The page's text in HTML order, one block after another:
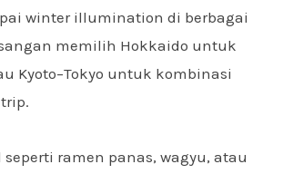
winter illumination di berbagai
memilih Hokkaido untuk
Kyoto–Tokyo untuk kombinasi
ramen panas, wagyu, atau